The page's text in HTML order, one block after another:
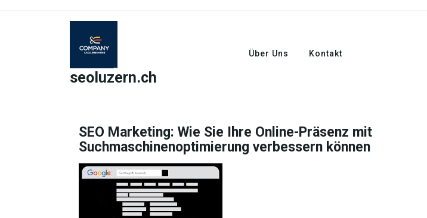
seoluzern.ch
Über Uns Kontakt
SEO Marketing: Wie Sie Ihre Online-Präsenz mit
Suchmaschinenoptimierung verbessern können